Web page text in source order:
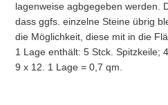
lagenweise agbgegeben werden.
dass ggfs. einzelne Steine übrig
die Möglichkeit, diese mit in die
1 Lage enthält: 5 Stck. Spitzkeile;
9 x 12. 1 Lage = 0,7 qm.